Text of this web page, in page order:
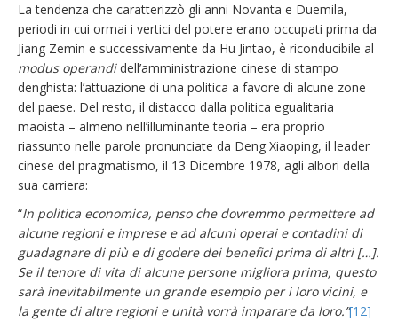
La tendenza che caratterizzò gli anni Novanta e Duemila,
periodi in cui ormai i vertici del potere erano occupati prima da
Jiang Zemin e successivamente da Hu Jintao, è riconducibile al
modus operandidell’amministrazione cinese di stampo
denghista: l’attuazione di una politica a favore di alcune zone
del paese. Del resto, il distacco dalla politica egualitaria
maoista – almeno nell’illuminante teoria – era proprio
riassunto nelle parole pronunciate da Deng Xiaoping, il leader
cinese del pragmatismo, il 13 Dicembre 1978, agli albori della
sua carriera:
“In politica economica, penso che dovremmo permettere ad
alcune regioni e imprese e ad alcuni operai e contadini di
guadagnare di più e di godere dei benefici prima di altri […].
Se il tenore di vita di alcune persone migliora prima, questo
sarà inevitabilmente un grande esempio per i loro vicini, e
la gente di altre regioni e unità vorrà imparare da loro.”[12]